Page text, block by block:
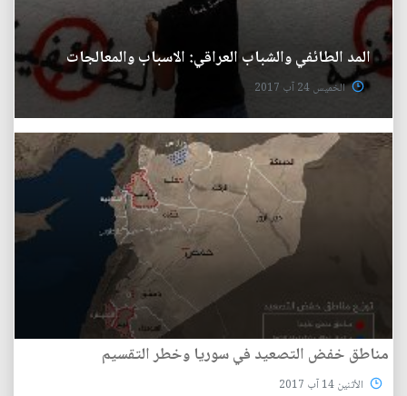
المد الطائفي والشباب العراقي: الاسباب والمعالجات
الخميس 24 آب 2017
مناطق خفض التصعيد في سوريا وخطر التقسيم
الأثنين 14 آب 2017